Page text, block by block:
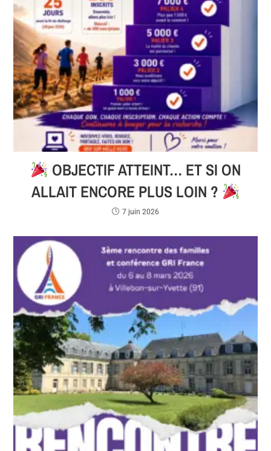
OBJECTIF ATTEINT… ET SI ON
ALLAIT ENCORE PLUS LOIN ?
7 juin 2026